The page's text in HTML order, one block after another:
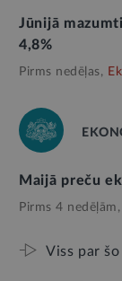
Jūnijā
4,8%
Pirms nedēļas,
Maijā preču
Pirms 4 nedēļām,
Viss par